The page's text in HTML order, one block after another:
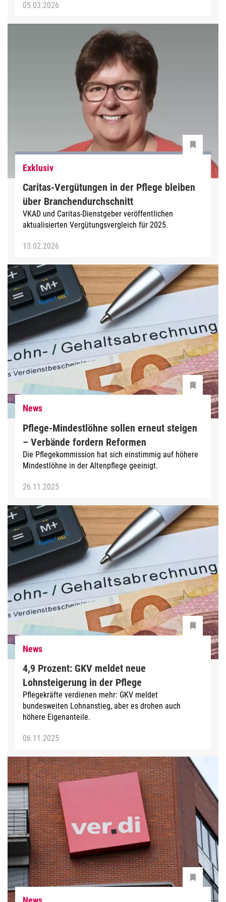
05.03.2026
Exklusiv
Caritas-Vergütungen in der Pflege bleiben
über Branchendurchschnitt
VKAD und Caritas-Dienstgeber veröffentlichen
aktualisierten Vergütungsvergleich für 2025.
13.02.2026
News
Pflege-Mindestlöhne sollen erneut steigen
– Verbände fordern Reformen
Die Pflegekommission hat sich einstimmig auf höhere
Mindestlöhne in der Altenpflege geeinigt.
26.11.2025
News
4,9 Prozent: GKV meldet neue
Lohnsteigerung in der Pflege
Pflegekräfte verdienen mehr: GKV meldet
bundesweiten Lohnanstieg, aber es drohen auch
höhere Eigenanteile.
06.11.2025